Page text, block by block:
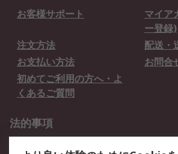
お客様サポート
マイア
ー登録)
注文方法
配送・
お支払い方法
お問合
初めてご利用の方へ・よ
くあるご質問
法的事項